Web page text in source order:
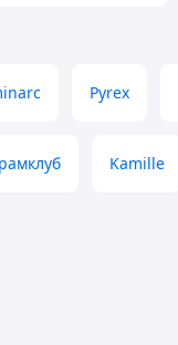
Pyrex
Kamille